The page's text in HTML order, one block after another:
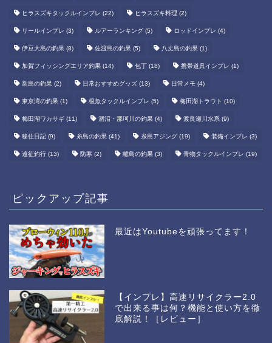
ヒラスズキタックルインプレ (22) ヒラスズキ料理 (2)
リールインプレ (3) ルアーランキング (5) ロッドインプレ (4)
伊豆大島の釣果 (8) 佐渡島の釣果 (5) 八丈島の釣果 (1)
加賀フィッシングエリア釣果 (14) 包丁 (18) 携帯道具インプレ (1)
新島の釣果 (2) 日常おすすめグッズ (13) 日常メモ (4)
東京湾の釣果 (1) 根魚タックルインプレ (5) 梅田湖トラウト (10)
梅田湖ワカサギ (11) 涸沼・那珂川の釣果 (4) 渡良瀬川水系 (9)
移住日記 (9) 糸島の釣果 (41) 糸島アジング (19) 装備インプレ (3)
遠征釣行 (13) 防寒 (2) 離島の釣果 (3) 青物タックルインプレ (19)
ピックアップ記事
最近はYoutubeを頑張ってます！
【インプレ】高速リサイクラー2.0
で出来る事は何？機能と使い方を徹
底解説！［レビュー］